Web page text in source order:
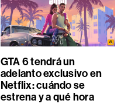
GTA 6 tendrá un
adelanto exclusivo en
Netflix: cuándo se
estrena y a qué hora